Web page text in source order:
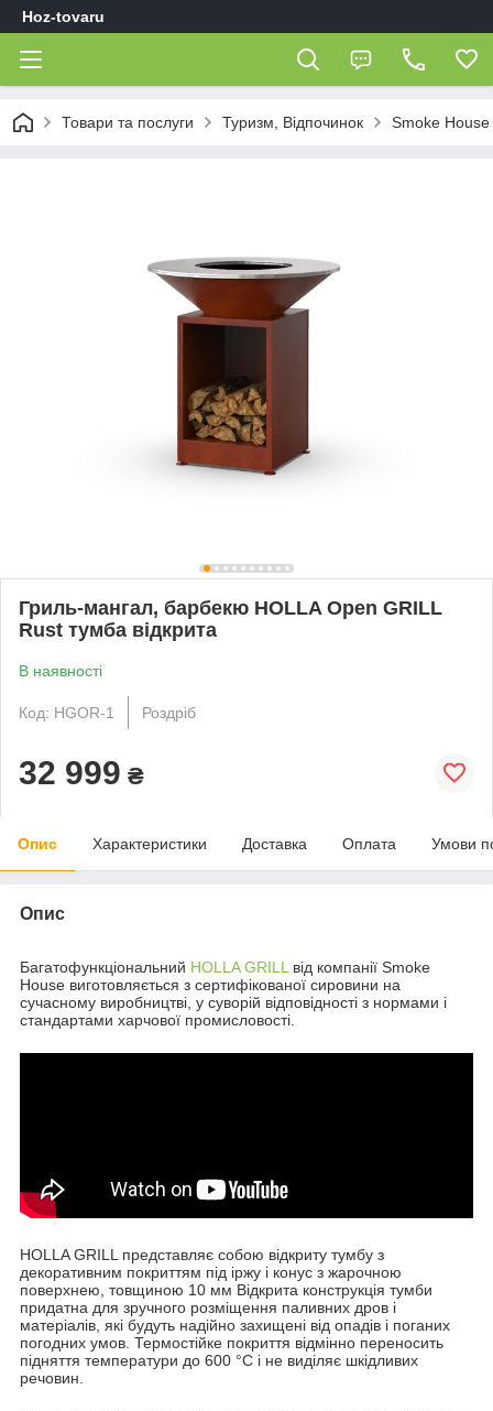
Hoz-tovaru
Товари та послуги Туризм, Відпочинок Smoke House
Гриль-мангал, барбекю HOLLA Open GRILL
Rust тумба відкрита
В наявності
Код: HGOR-1 Роздріб
32 999 ₴
Опис Характеристики Доставка Оплата Умови
Опис
Багатофункціональний HOLLA GRILL від компанії Smoke
House виготовляється з сертифікованої сировини на
сучасному виробництві, у суворій відповідності з нормами і
стандартами харчової промисловості.
HOLLA GRILL представляє собою відкриту тумбу з
декоративним покриттям під іржу і конус з жарочною
поверхнею, товщиною 10 мм Відкрита конструкція тумби
придатна для зручного розміщення паливних дров і
матеріалів, які будуть надійно захищені від опадів і поганих
погодних умов. Термостійке покриття відмінно переносить
підняття температури до 600 °С і не виділяє шкідливих
речовин.